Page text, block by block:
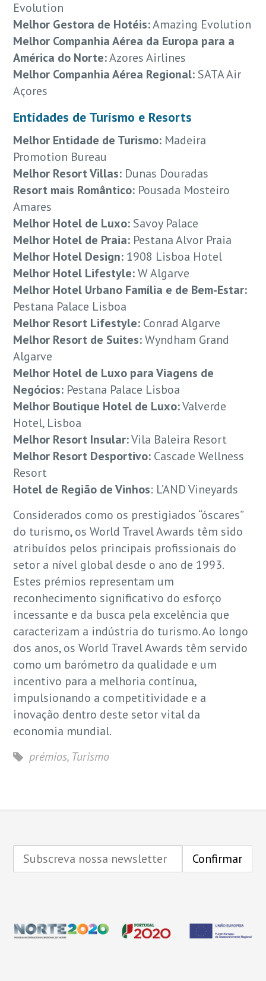
Evolution
Melhor Gestora de Hotéis:Amazing Evolution
Melhor Companhia Aérea da Europa para a
América do Norte:Azores Airlines
Melhor Companhia Aérea Regional: SATA Air
Açores
Entidades de Turismo e Resorts
Melhor Entidade de Turismo: Madeira
Promotion Bureau
Melhor Resort Villas: Dunas Douradas
Resort mais Romântico: Pousada Mosteiro
Amares
Melhor Hotel de Luxo: Savoy Palace
Melhor Hotel de Praia: Pestana Alvor Praia
Melhor Hotel Design: 1908 Lisboa Hotel
Melhor Hotel Lifestyle:W Algarve
Melhor Hotel Urbano Família e de Bem-Estar:
Pestana Palace Lisboa
Melhor Resort Lifestyle: Conrad Algarve
Melhor Resort de Suites:Wyndham Grand
Algarve
Melhor Hotel de Luxo para Viagens de
Negócios: Pestana Palace Lisboa
Melhor Boutique Hotel de Luxo:Valverde
Hotel, Lisboa
Melhor Resort Insular:Vila Baleira Resort
Melhor Resort Desportivo: Cascade Wellness
Resort
Hotel de Região de Vinhos: L’AND Vineyards
Considerados como os prestigiados “óscares”
do turismo, os World Travel Awards têm sido
atribuídos pelos principais profissionais do
setor a nível global desde o ano de 1993.
Estes prémios representam um
reconhecimento significativo do esforço
incessante e da busca pela excelência que
caracterizam a indústria do turismo. Ao longo
dos anos, os World Travel Awards têm servido
como um barómetro da qualidade e um
incentivo para a melhoria contínua,
impulsionando a competitividade e a
inovação dentro deste setor vital da
economia mundial.
prémios, Turismo